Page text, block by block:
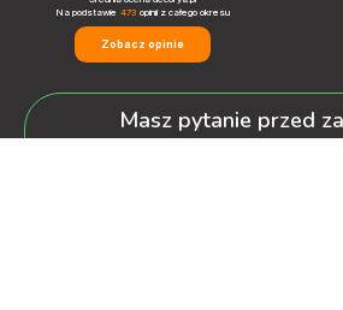
Na podstawie 473 opinii z całego okresu
Zobacz opinie
Masz pytanie przed